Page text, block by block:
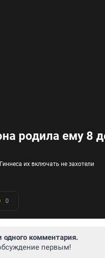
родила ему 8
их включать не захотели
0
одного комментария.
первым!